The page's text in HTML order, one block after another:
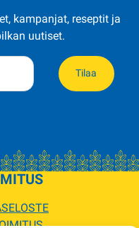
kampanjat, reseptit ja
uutiset.
Tilaa